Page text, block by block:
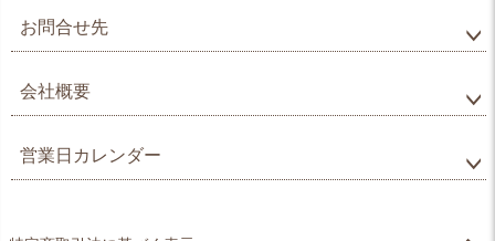
お問合せ先
会社概要
営業日カレンダー